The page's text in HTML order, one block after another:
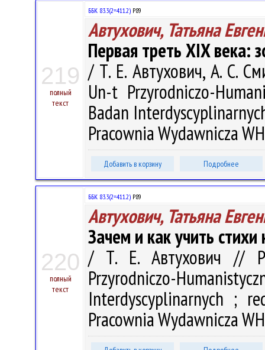
219
полный
текст
ББК 83.3(2=411.2) Р89
Автухович, Татьяна
Первая треть XIX века:
/ Т. Е. Автухович, А. С.
Un-t Przyrodniczo-
Badan
Pracownia Wydawnicza
Добавить в корзину Подробнее
220
полный
текст
ББК 83.3(2=411.2) Р89
Автухович, Татьяна
Зачем и как учить стихи
/ Т. Е. Автухович //
Przyrodniczo-
Interdyscyplinarnych ;
Pracownia Wydawnicza